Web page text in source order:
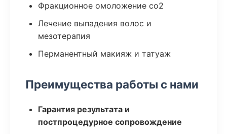
Фракционное омоложение co2
Лечение выпадения волос и
мезотерапия
Перманентный макияж и татуаж
Преимущества работы с нами
Гарантия результата и
постпроцедурное сопровождение